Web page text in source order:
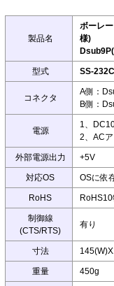
製品名
ボーレ
様)
型式 SS-
コネクタ
A側：
B側：
電源
1、
2、AC
外部電源出力 +5V
対応OS OSに依
RoHS
制御線
(CTS/RTS)
有り
寸法
重量 450g